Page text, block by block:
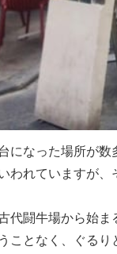
になった場所が
われていますが
代闘牛場から始
ことなく、ぐる